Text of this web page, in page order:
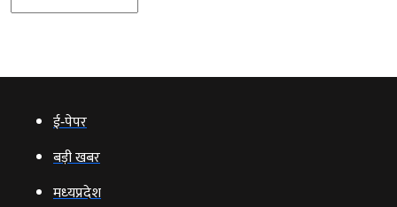
ई‑पेपर
बड़ी खबर
मध्‍यप्रदेश